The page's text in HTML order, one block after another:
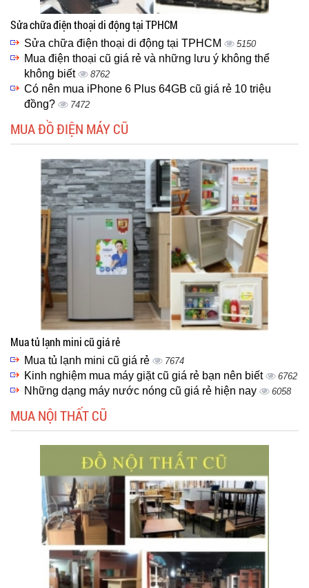
Sửa chữa điện thoại di động tại TPHCM
Sửa chữa điện thoại di động tại TPHCM 5150
Mua điện thoại cũ giá rẻ và những lưu ý không thể
không biết
8762
Có nên mua iPhone 6 Plus 64GB cũ giá rẻ 10 triệu
đồng?
7472
MUA ĐỒ ĐIỆN MÁY CŨ
Mua tủ lạnh mini cũ giá rẻ
Mua tủ lạnh mini cũ giá rẻ 7674
Kinh nghiệm mua máy giặt cũ giá rẻ bạn nên biết 6762
Những dạng máy nước nóng cũ giá rẻ hiện nay 6058
MUA NỘI THẤT CŨ